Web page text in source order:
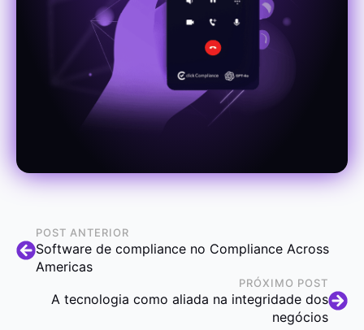
POST ANTERIOR
Software de compliance no Compliance Across
Americas
PRÓXIMO POST
A tecnologia como aliada na integridade dos
negócios